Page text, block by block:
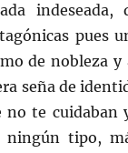
indeseada,
pues
de nobleza y
seña de
no te cuidaban
ningún tipo,